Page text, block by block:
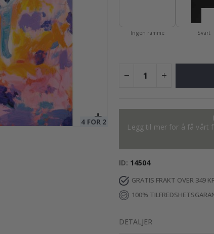
Ingen ramme Svart
Legg til mer for å få vårt
ID 14504
GRATIS FRAKT OVER 349
100%
DETALJER